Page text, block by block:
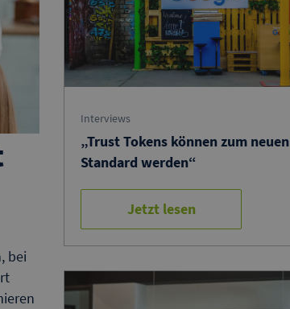
bei
Interviews
„Trust Tokens können zum neuen
Standard werden“
Jetzt lesen